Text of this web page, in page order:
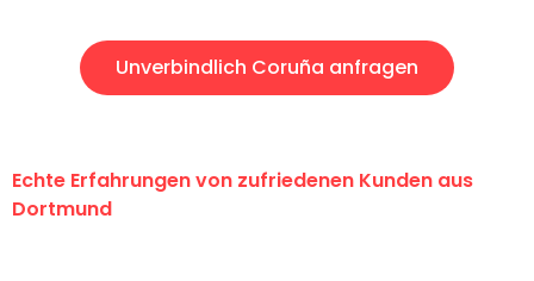
Unverbindlich Coruña anfragen
Echte Erfahrungen von zufriedenen Kunden aus
Dortmund